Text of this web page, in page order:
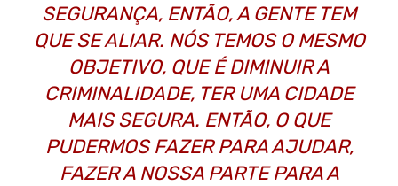
SEGURANÇA, ENTÃO, A GENTE TEM
QUE SE ALIAR. NÓS TEMOS O MESMO
OBJETIVO, QUE É DIMINUIR A
CRIMINALIDADE, TER UMA CIDADE
MAIS SEGURA. ENTÃO, O QUE
PUDERMOS FAZER PARA AJUDAR,
FAZER A NOSSA PARTE PARA A